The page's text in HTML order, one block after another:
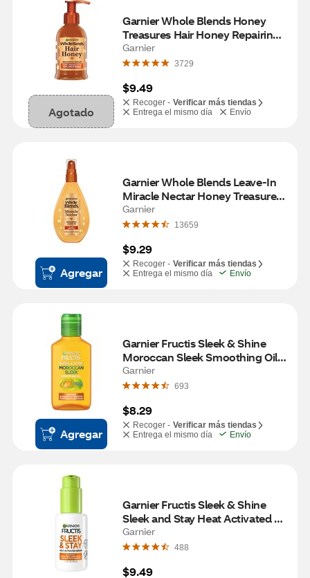
Agotado
Garnier Whole Blends Honey
Treasures Hair Honey Repairing
Serum, 5.1 OZ
Garnier
3729
$9.49
Recoger - Verificar más tiendas
Entrega el mismo día
Envío
Agregar
Garnier Whole Blends Leave-In
Miracle Nectar Honey Treasures
Treatment, 5 OZ
Garnier
13659
$9.29
Recoger - Verificar más tiendas
Entrega el mismo día
Envío
Agregar
Garnier Fructis Sleek & Shine
Moroccan Sleek Smoothing Oil,
3.75 OZ
Garnier
693
$8.29
Recoger - Verificar más tiendas
Entrega el mismo día
Envío
Garnier Fructis Sleek & Shine
Sleek and Stay Heat Activated
Serum, 1.69 OZ
Garnier
488
$9.49